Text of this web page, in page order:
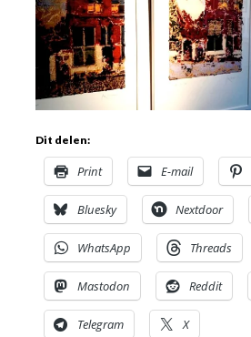
Dit delen:
Print E-mail
Bluesky Nextdoor
WhatsApp Threads
Mastodon Reddit
Telegram X